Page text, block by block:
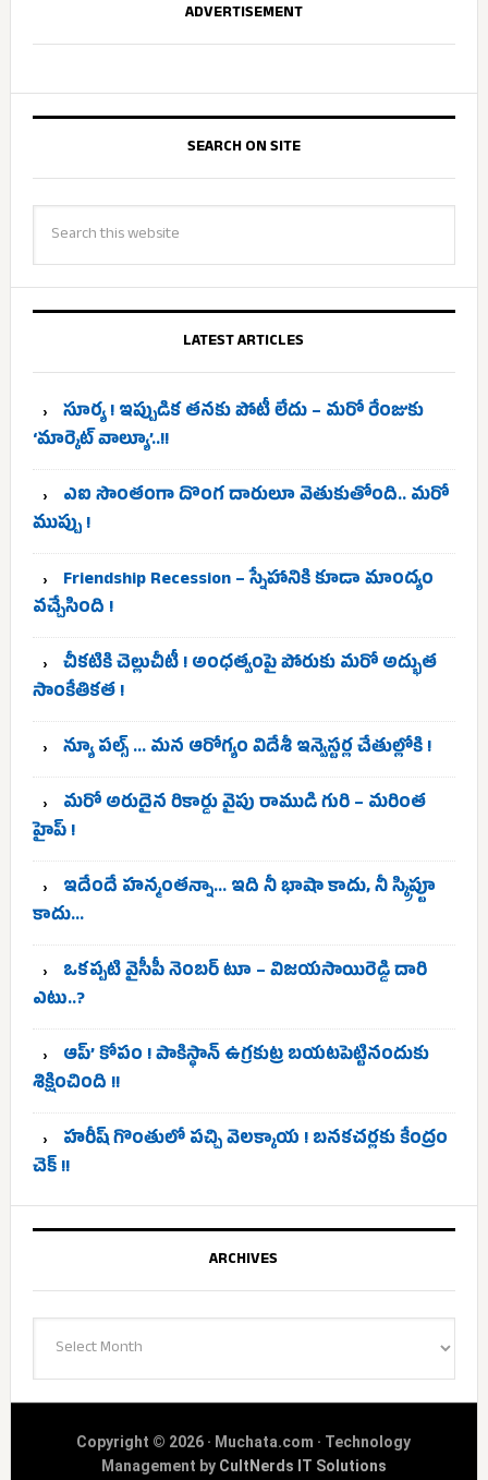
ADVERTISEMENT
SEARCH ON SITE
LATEST ARTICLES
సూర్య ! ఇప్పుడిక తనకు పోటీ లేదు – మరో రేంజుకు
‘మార్కెట్ వాల్యూ’..!!
ఎఐ సొంతంగా దొంగ దారులూ వెతుకుతోంది.. మరో
ముప్పు !
Friendship Recession – స్నేహానికి కూడా మాంద్యం
వచ్చేసింది !
చీకటికి చెల్లుచీటీ ! అంధత్వంపై పోరుకు మరో అద్భుత
సాంకేతికత !
న్యూ పల్స్ … మన ఆరోగ్యం విదేశీ ఇన్వెస్టర్ల చేతుల్లోకి !
మరో అరుదైన రికార్డు వైపు రాముడి గురి – మరింత
హైప్ !
ఇదేందే హన్మంతన్నా… ఇది నీ భాషా కాదు, నీ స్క్రిప్టూ
కాదు…
ఒకప్పటి వైసీపీ నెంబర్ టూ – విజయసాయిరెడ్డి దారి
ఎటు..?
ఆప్’ కోపం ! పాకిస్థాన్ ఉగ్రకుట్ర బయటపెట్టినందుకు
శిక్షించింది !!
హరీష్ గొంతులో పచ్చి వెలక్కాయ ! బనకచర్లకు కేంద్రం
చెక్ !!
ARCHIVES
Copyright © 2026 · Muchata.com · Technology
Management by CultNerds IT Solutions